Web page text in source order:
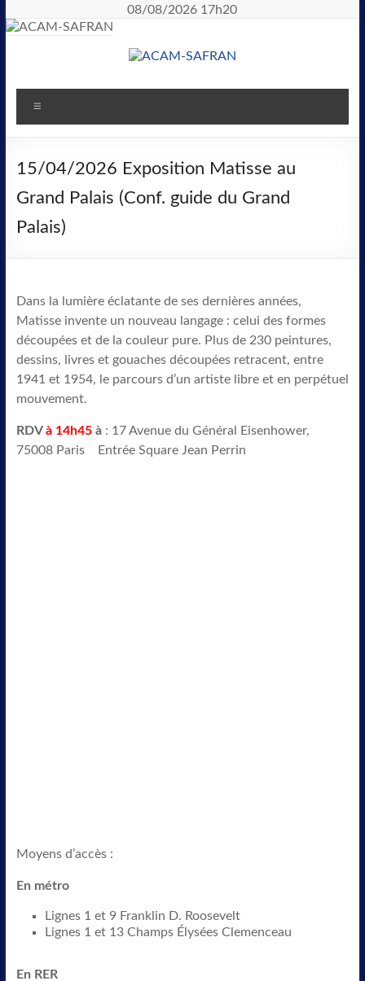
08/08/2026 17h20
15/04/2026 Exposition Matisse au
Grand Palais (Conf. guide du Grand
Palais)
Dans la lumière éclatante de ses dernières années,
Matisse invente un nouveau langage : celui des formes
découpées et de la couleur pure. Plus de 230 peintures,
dessins, livres et gouaches découpées retracent, entre
1941 et 1954, le parcours d’un artiste libre et en perpétuel
mouvement.
RDVà 14h45à: 17 Avenue du Général Eisenhower,
75008 Paris Entrée Square Jean Perrin
Moyens d’accès :
En métro
Lignes 1 et 9 Franklin D. Roosevelt
Lignes 1 et 13 Champs Élysées Clemenceau
En RER